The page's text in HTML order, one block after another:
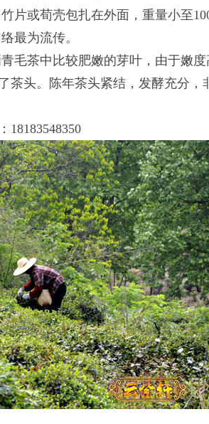
片或荀壳包扎在外面，重量小至
最为流传。
毛茶中比较肥嫩的芽叶，由于嫩
茶头。陈年茶头紧结，发酵充分
18183548350